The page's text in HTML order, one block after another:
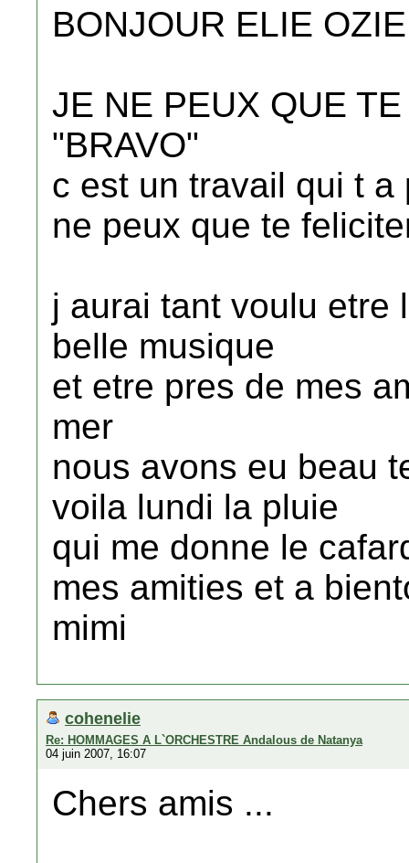
BONJOUR ELIE
JE NE PEUX QUE
"BRAVO"
c est un travail qui t
ne peux que te
j aurai tant voulu etre
belle musique
et etre pres de mes
mer
nous avons eu beau
voila lundi la pluie
qui me donne le
mes amities et a
mimi
cohenelie
Re: HOMMAGES A L`ORCHESTRE Andalous de Natanya
04 juin 2007, 16:07
Chers amis ...